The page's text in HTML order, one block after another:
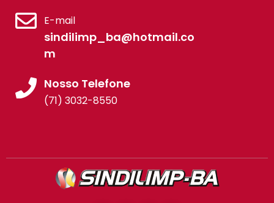
E-mail
sindilimp_ba@hotmail.co
m
Nosso Telefone
(71) 3032-8550